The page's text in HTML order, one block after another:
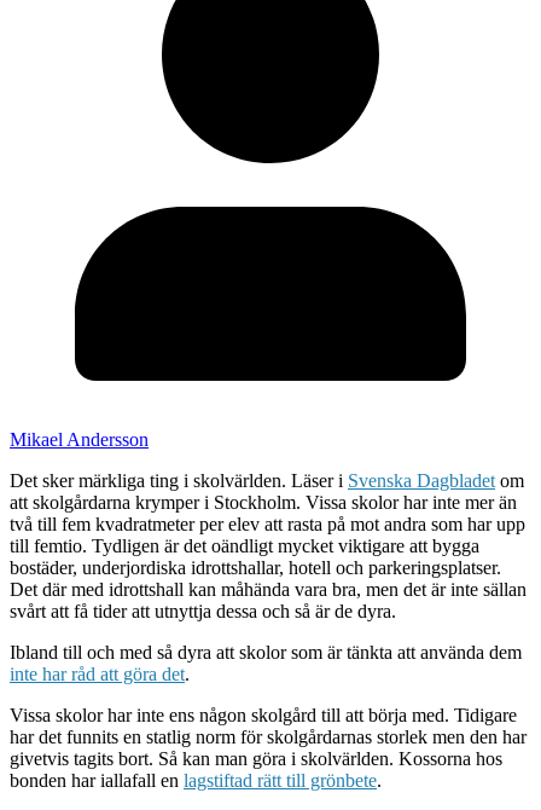
Mikael Andersson
Det sker märkliga ting i skolvärlden. Läser i Svenska Dagbladet om
att skolgårdarna krymper i Stockholm. Vissa skolor har inte mer än
två till fem kvadratmeter per elev att rasta på mot andra som har upp
till femtio. Tydligen är det oändligt mycket viktigare att bygga
bostäder, underjordiska idrottshallar, hotell och parkeringsplatser.
Det där med idrottshall kan måhända vara bra, men det är inte sällan
svårt att få tider att utnyttja dessa och så är de dyra.
Ibland till och med så dyra att skolor som är tänkta att använda dem
inte har råd att göra det.
Vissa skolor har inte ens någon skolgård till att börja med. Tidigare
har det funnits en statlig norm för skolgårdarnas storlek men den har
givetvis tagits bort. Så kan man göra i skolvärlden. Kossorna hos
bonden har iallafall en lagstiftad rätt till grönbete.